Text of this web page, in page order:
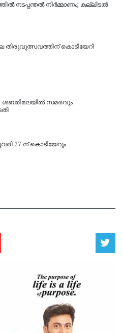
നടപ്പന്തൽ നിർമ്മാണം; കല്ലിടൽ
തിരുവുത്സവത്തിന് കൊടിയേറി
ശബരിമലയില്‍ സമരവും
27 ന് കൊടിയേറും